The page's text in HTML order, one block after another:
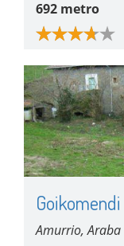
692 metro
Goikomendi
Amurrio, Araba